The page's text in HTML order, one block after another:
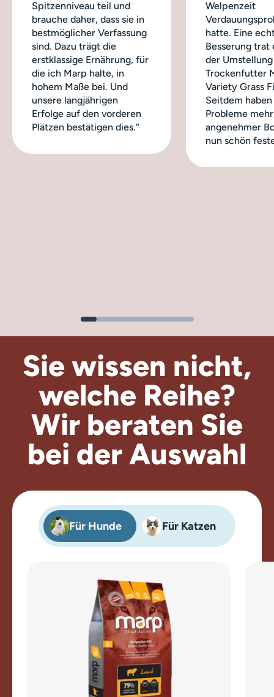
Spitzenniveau teil und
brauche daher, dass sie in
bestmöglicher Verfassung
sind. Dazu trägt die
erstklassige Ernährung, für
die ich Marp halte, in
hohem Maße bei. Und
unsere langjährigen
Erfolge auf den vorderen
Plätzen bestätigen dies.“
Welpenzeit
hatte. Eine
Besserung trat
der
Trockenfutter
Variety Grass
Seitdem
Probleme
angenehmer
nun schön
Sie wissen nicht,
welche Reihe?
Wir beraten Sie
bei der Auswahl
Für Hunde Für Katzen